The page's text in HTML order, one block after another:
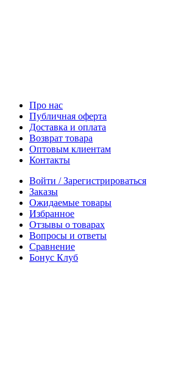
Про нас
Публичная оферта
Доставка и оплата
Возврат товара
Оптовым клиентам
Контакты
Войти / Зарегистрироваться
Заказы
Ожидаемые товары
Избранное
Отзывы о товарах
Вопросы и ответы
Сравнение
Бонус Клуб